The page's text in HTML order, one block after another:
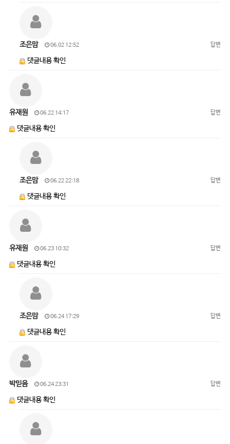
조은맘 06.02 12:52 답변
댓글내용 확인
유재원 06.22 14:17 답변
댓글내용 확인
조은맘 06.22 22:18 답변
댓글내용 확인
유재원 06.23 10:32 답변
댓글내용 확인
조은맘 06.24 17:29 답변
댓글내용 확인
박믿음 06.24 23:31 답변
댓글내용 확인